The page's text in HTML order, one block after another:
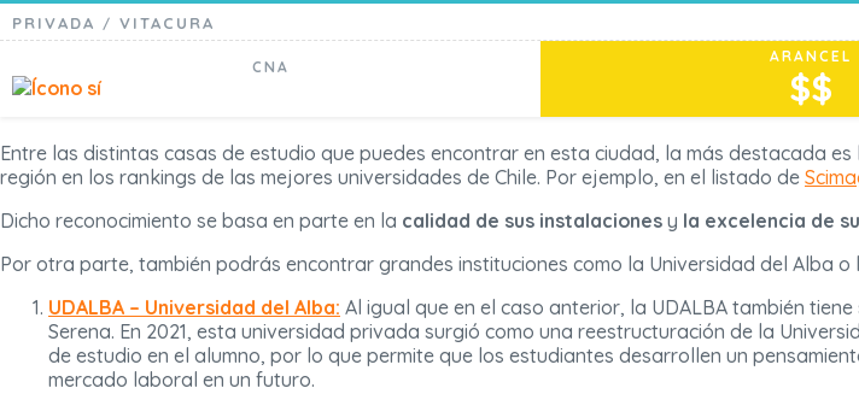
PRIVADA / VITACURA
CNA
ARANCEL
$$
Entre las distintas casas de estudio que puedes encontrar en esta ciudad, la más destacada es
región en los rankings de las mejores universidades de Chile. Por ejemplo, en el listado de
Dicho reconocimiento se basa en parte en la calidad de sus instalaciones y la excelencia de
Por otra parte, también podrás encontrar grandes instituciones como la Universidad del Alba o
UDALBA – Universidad del Alba: Al igual que en el caso anterior, la UDALBA también
Serena. En 2021, esta universidad privada surgió como una reestructuración de la
de estudio en el alumno, por lo que permite que los estudiantes desarrollen un
mercado laboral en un futuro.